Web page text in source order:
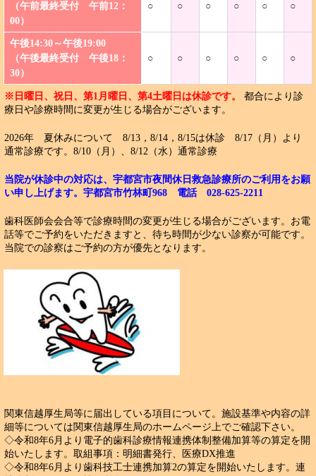
（午前最終受付 午前12：
00）
○ ○ ○ ○ ○ ○
午後14:30～午後19:00
（午後最終受付 午後18：
30）
○ ○ ○ ○ ○ ○
※日曜日、祝日、第1月曜日、第4土曜日は休診です。
都合により診
療日や診療時間に変更が生じる場合がございます。
2026年 夏休みについて 8/13，8/14，8/15は休診 8/17（月）より
通常診療です。8/10（月）、8/12（水）通常診療
当院が休診中の対応は、宇都宮市夜間休日救急診療所のご利用をお願
い申し上げます。宇都宮市竹林町968 電話 028-625-2211
歯科医師会会合等で診療時間の変更が生じる場合がございます。お電
話等でご予約をいただきますと、待ち時間が少ない診察が可能です。
当院での診察はご予約の方が優先となります。
関東信越厚生局等に届出している項目について。施設基準や内容の詳
細等については関東信越厚生局のホームページ上でご確認下さい。
◇令和8年6月より電子的歯科診療情報連携体制整備加算等の算定を開
始いたします。取組事項：明細書発行、医療DX推進
◇令和8年6月より歯科技工士連携加算2の算定を開始いたします。連